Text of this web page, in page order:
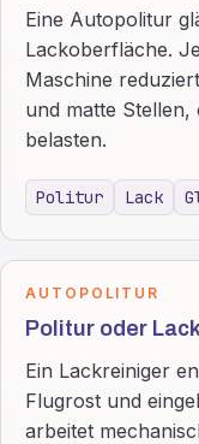
Eine Autopolitur
Lackoberfläche.
Maschine
und matte
belasten.
Politur Lack
AUTOPOLITUR
Politur oder
Ein Lackreiniger
Flugrost und
arbeitet